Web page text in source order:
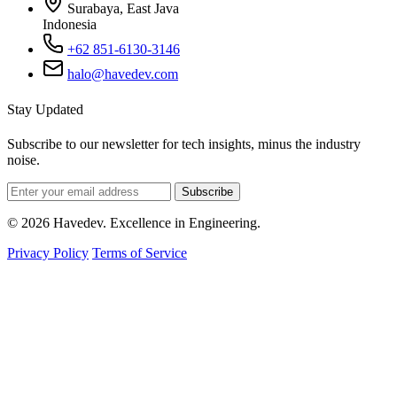
Surabaya, East Java
Indonesia
+62 851-6130-3146
halo@havedev.com
Stay Updated
Subscribe to our newsletter for tech insights, minus the industry
noise.
Subscribe
© 2026 Havedev. Excellence in Engineering.
Privacy Policy Terms of Service